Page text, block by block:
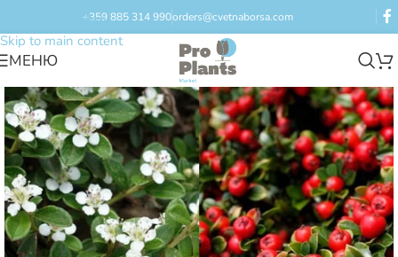
Skip to navigation
Skip to main content
+359 885 314 990orders@cvetnaborsa.com
МЕНЮ